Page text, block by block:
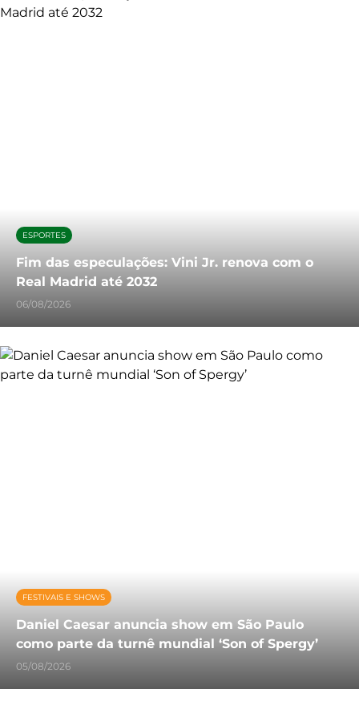
ESPORTES
Fim das especulações: Vini Jr. renova com o
Real Madrid até 2032
06/08/2026
FESTIVAIS E SHOWS
Daniel Caesar anuncia show em São Paulo
como parte da turnê mundial ‘Son of Spergy’
05/08/2026